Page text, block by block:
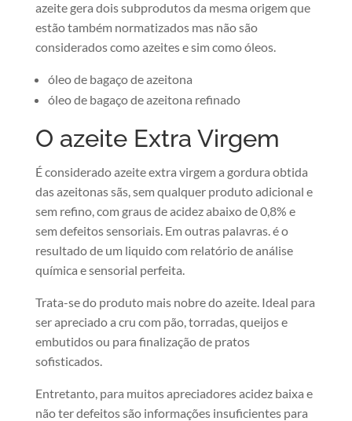
azeite gera dois subprodutos da mesma origem que
estão também normatizados mas não são
considerados como azeites e sim como óleos.
óleo de bagaço de azeitona
óleo de bagaço de azeitona refinado
O azeite Extra Virgem
É considerado azeite extra virgem a gordura obtida
das azeitonas sãs, sem qualquer produto adicional e
sem refino, com graus de acidez abaixo de 0,8% e
sem defeitos sensoriais. Em outras palavras. é o
resultado de um liquido com relatório de análise
química e sensorial perfeita.
Trata-se do produto mais nobre do azeite. Ideal para
ser apreciado a cru com pão, torradas, queijos e
embutidos ou para finalização de pratos
sofisticados.
Entretanto, para muitos apreciadores acidez baixa e
não ter defeitos são informações insuficientes para